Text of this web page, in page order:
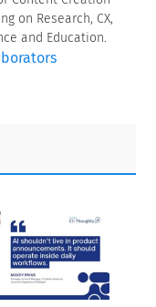
on Research, CX,
and Education.